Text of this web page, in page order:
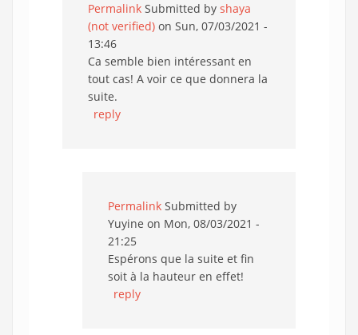
Permalink Submitted by shaya
(not verified) on Sun, 07/03/2021 -
13:46
Ca semble bien intéressant en
tout cas! A voir ce que donnera la
suite.
reply
Permalink Submitted by
Yuyine on Mon, 08/03/2021 -
21:25
Espérons que la suite et fin
soit à la hauteur en effet!
reply